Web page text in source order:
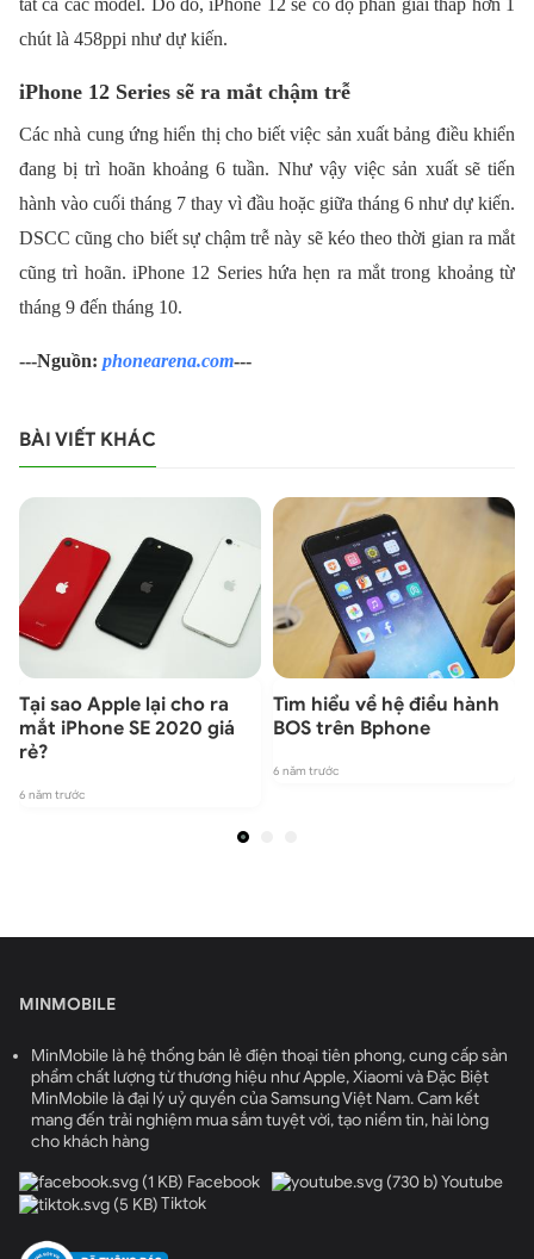
chút là 458ppi như dự kiến.
iPhone 12 Series sẽ ra mắt chậm trễ
Các nhà cung ứng hiển thị cho biết việc sản xuất bảng điều khiển
đang bị trì hoãn khoảng 6 tuần. Như vậy việc sản xuất sẽ tiến
hành vào cuối tháng 7 thay vì đầu hoặc giữa tháng 6 như dự kiến.
DSCC cũng cho biết sự chậm trễ này sẽ kéo theo thời gian ra mắt
cũng trì hoãn. iPhone 12 Series hứa hẹn ra mắt trong khoảng từ
tháng 9 đến tháng 10.
---Nguồn: phonearena.com---
BÀI VIẾT KHÁC
Tại sao Apple lại cho ra
mắt iPhone SE 2020 giá
rẻ?
6 năm trước
Tìm hiểu về hệ điều hành
BOS trên Bphone
6 năm trước
MINMOBILE
MinMobile là hệ thống bán lẻ điện thoại tiên phong, cung cấp sản
phẩm chất lượng từ thương hiệu như Apple, Xiaomi và Đặc Biệt
MinMobile là đại lý uỷ quyền của Samsung Việt Nam. Cam kết
mang đến trải nghiệm mua sắm tuyệt vời, tạo niềm tin, hài lòng
cho khách hàng
Facebook
Youtube
Tiktok